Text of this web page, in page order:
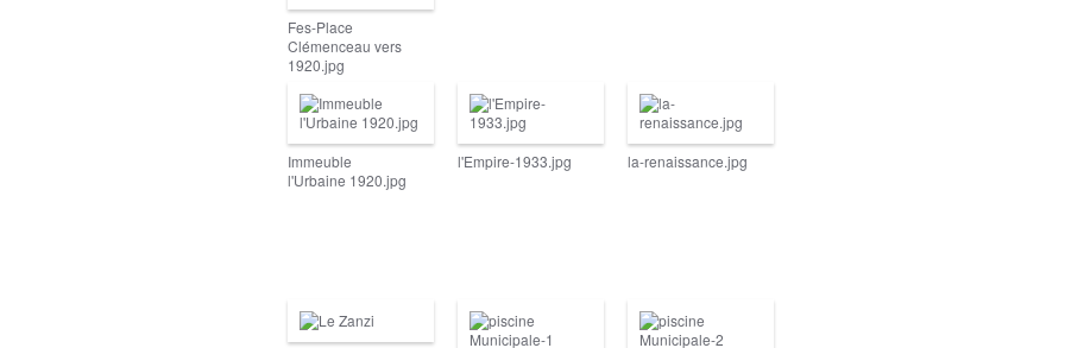
Fes-Place
Clémenceau vers
1920.jpg
Immeuble
l'Urbaine 1920.jpg
l'Empire-1933.jpg la-renaissance.jpg